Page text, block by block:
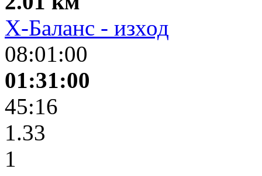
Х-Баланс - изход
08:01:00
01:31:00
45:16
1.33
1